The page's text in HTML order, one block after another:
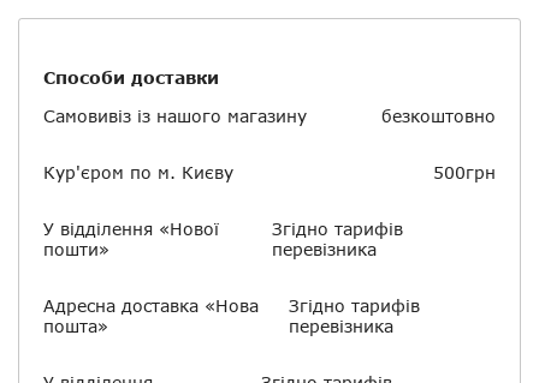
Способи доставки
Самовивіз із нашого магазину
безкоштовно
Кур'єром по м. Києву 500грн
У відділення «Нової
пошти»
Згідно тарифів
перевізника
Адресна доставка «Нова
пошта»
Згідно тарифів
перевізника